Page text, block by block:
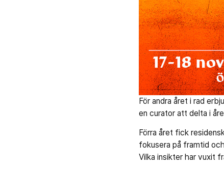
För andra året i rad
en curator att delta i
Förra året fick
fokusera på framtid
Vilka insikter har vuxit